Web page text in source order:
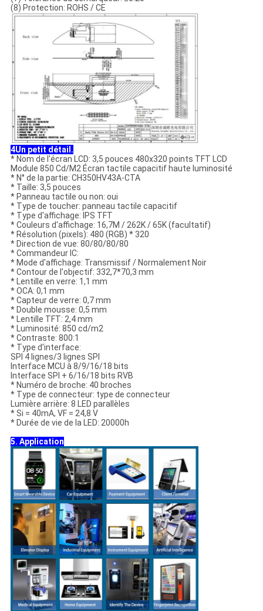
(8) Protection: ROHS / CE
4Un petit détail.
* Nom de l'écran LCD: 3,5 pouces 480x320 points TFT LCD
Module 850 Cd/M2 Écran tactile capacitif haute luminosité
* N° de la partie: CH350HV43A-CTA
* Taille: 3,5 pouces
* Panneau tactile ou non: oui
* Type de toucher: panneau tactile capacitif
* Type d'affichage: IPS TFT
* Couleurs d'affichage: 16,7M / 262K / 65K (facultatif)
* Résolution (pixels): 480 (RGB) * 320
* Direction de vue: 80/80/80/80
* Commandeur IC:
* Mode d'affichage: Transmissif / Normalement Noir
* Contour de l'objectif: 332,7*70,3 mm
* Lentille en verre: 1,1 mm
* OCA: 0,1 mm
* Capteur de verre: 0,7 mm
* Double mousse: 0,5 mm
* Lentille TFT: 2,4 mm
* Luminosité: 850 cd/m2
* Contraste: 800:1
* Type d'interface:
SPI 4 lignes/3 lignes SPI
Interface MCU à 8/9/16/18 bits
Interface SPI + 6/16/18 bits RVB
* Numéro de broche: 40 broches
* Type de connecteur: type de connecteur
Lumière arrière: 8 LED parallèles
* Si = 40mA, VF = 24,8 V
* Durée de vie de la LED: 20000h
5. Application